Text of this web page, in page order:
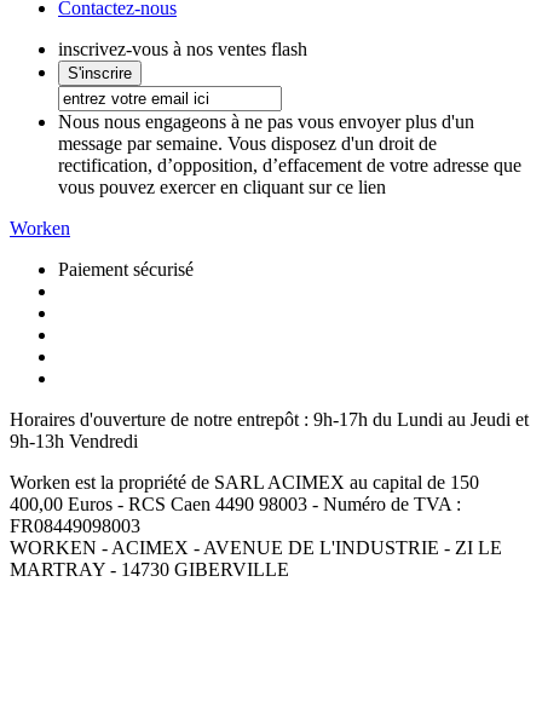
Contactez-nous
inscrivez-vous à nos ventes flash
Nous nous engageons à ne pas vous envoyer plus d'un
message par semaine. Vous disposez d'un droit de
rectification, d’opposition, d’effacement de votre adresse que
vous pouvez exercer en cliquant sur ce lien
Worken
Paiement sécurisé
Horaires d'ouverture de notre entrepôt : 9h-17h du Lundi au Jeudi et
9h-13h Vendredi
Worken est la propriété de SARL ACIMEX au capital de 150
400,00 Euros - RCS Caen 4490 98003 - Numéro de TVA :
FR08449098003
WORKEN - ACIMEX - AVENUE DE L'INDUSTRIE - ZI LE
MARTRAY - 14730 GIBERVILLE